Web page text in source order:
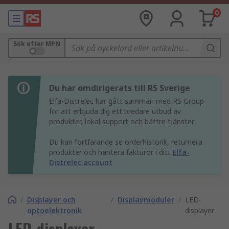
0
Sök efter MPN
Du har omdirigerats till RS Sverige
Elfa-Distrelec har gått samman med RS Group
för att erbjuda dig ett bredare utbud av
produkter, lokal support och bättre tjänster.
Du kan fortfarande se orderhistorik, returnera
produkter och hantera fakturor i ditt Elfa-
Distrelec account
/ Displayer och
optoelektronik
/ Displaymoduler / LED-
displayer